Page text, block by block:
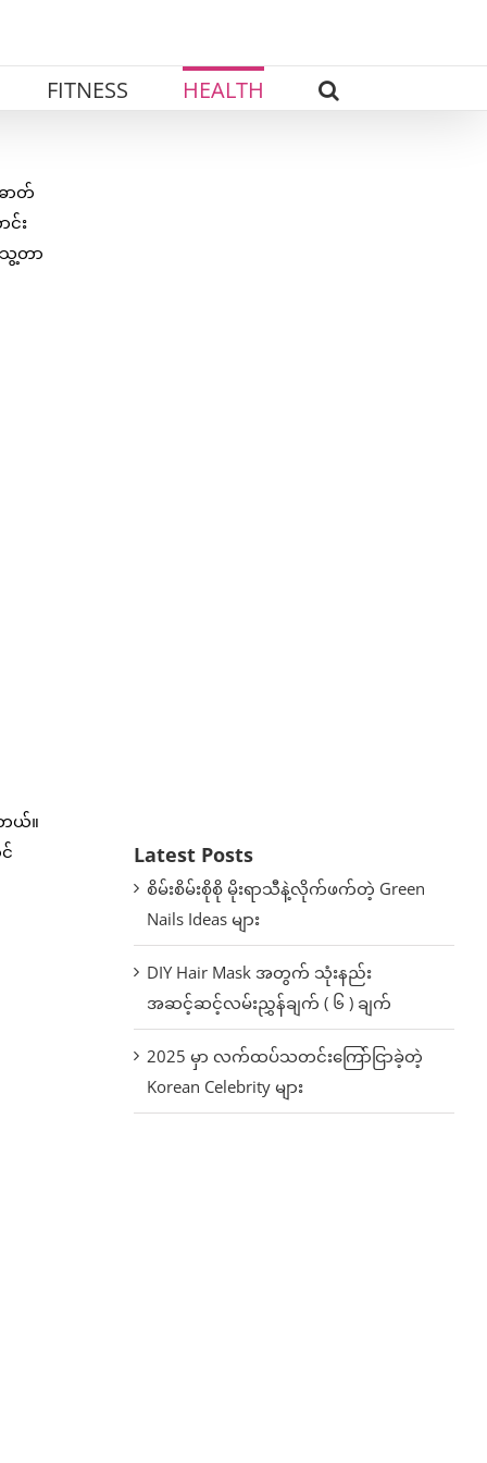
FITNESS HEALTH
ာတ်
း
ေ့တာ
ယ်။
Latest Posts
စိမ်းစိမ်းစိုစို မိုးရာသီနဲ့လိုက်ဖက်တဲ့ Green
Nails Ideas များ
DIY Hair Mask အတွက် သုံးနည်း
အဆင့်ဆင့်လမ်းညွှန်ချက် ( ၆ ) ချက်
2025 မှာ လက်ထပ်သတင်းကြော်ငြာခဲ့တဲ့
Korean Celebrity များ